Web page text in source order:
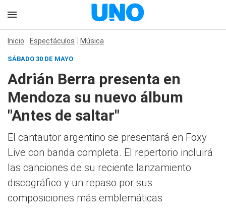
Inicio Espectáculos Música
SÁBADO 30 DE MAYO
Adrián Berra presenta en
Mendoza su nuevo álbum
"Antes de saltar"
El cantautor argentino se presentará en Foxy
Live con banda completa. El repertorio incluirá
las canciones de su reciente lanzamiento
discográfico y un repaso por sus
composiciones más emblemáticas